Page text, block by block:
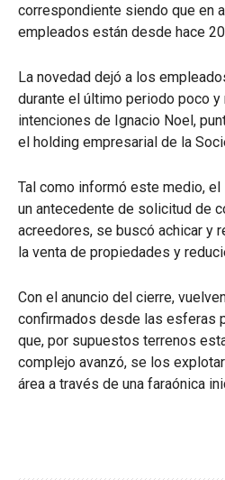
correspondiente siendo que en
empleados están desde hace
La novedad dejó a los
durante el último periodo poco y
intenciones de Ignacio Noel,
el holding empresarial de la
Tal como informó este medio, el
un antecedente de solicitud de
acreedores, se buscó achicar y
la venta de propiedades y
Con el anuncio del cierre,
confirmados desde las esferas
que, por supuestos terrenos
complejo avanzó, se los
área a través de una faraónica